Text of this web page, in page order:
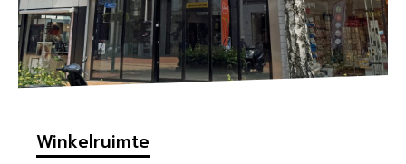
Winkelruimte